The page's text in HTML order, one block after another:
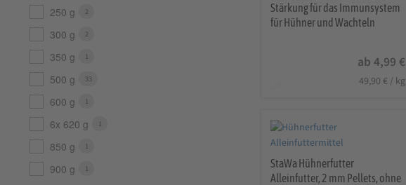
Stärkung für das Immunsystem
für Hühner und Wachteln
ab 4,99 €
49,90 € / kg
StaWa Hühnerfutter
Alleinfutter, 2 mm Pellets, ohne
250 g 2
300 g 2
350 g 1
500 g 33
600 g 1
6x 620 g 1
850 g 1
900 g 1